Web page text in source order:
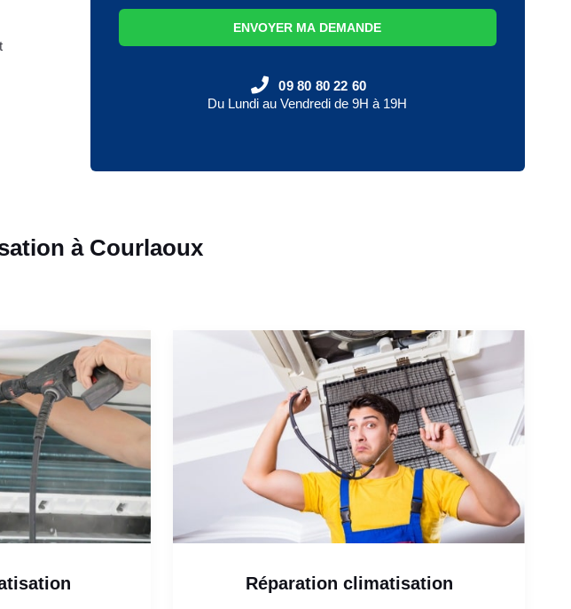
ENVOYER MA DEMANDE
09 80 80 22 60
Du Lundi au Vendredi de 9H à 19H
à Courlaoux
Réparation climatisation